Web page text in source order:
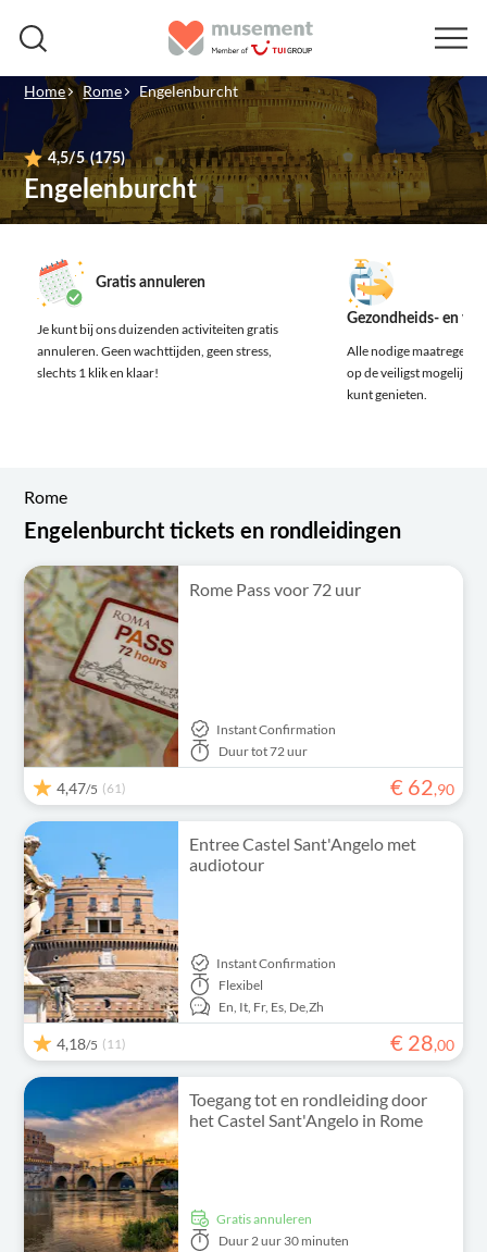
Home Rome Engelenburcht
4,5/5 (175)
Engelenburcht
Gratis annuleren
Je kunt bij ons duizenden activiteiten gratis
annuleren. Geen wachttijden, geen stress,
slechts 1 klik en klaar!
Gezondheids- en
Alle nodige
op de veiligst mogelijke
kunt genieten.
Rome
Engelenburcht tickets en rondleidingen
Rome Pass voor 72 uur
Instant Confirmation
Duurtot 72 uur
4,47/5 (61) € 62,90
Entree Castel Sant'Angelo met
audiotour
Instant Confirmation
Flexibel
En, It, Fr, Es, De,Zh
4,18/5 (11) € 28,00
Toegang tot en rondleiding door
het Castel Sant'Angelo in Rome
Gratis annuleren
Duur 2 uur 30 minuten